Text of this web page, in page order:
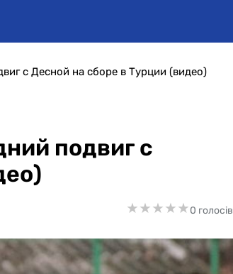
с Десной на сборе в Турции (видео)
подвиг с
★★★★★
★★★★★0 голосів